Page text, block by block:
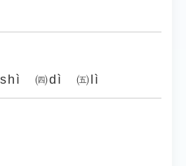
㈣dì ㈤lì